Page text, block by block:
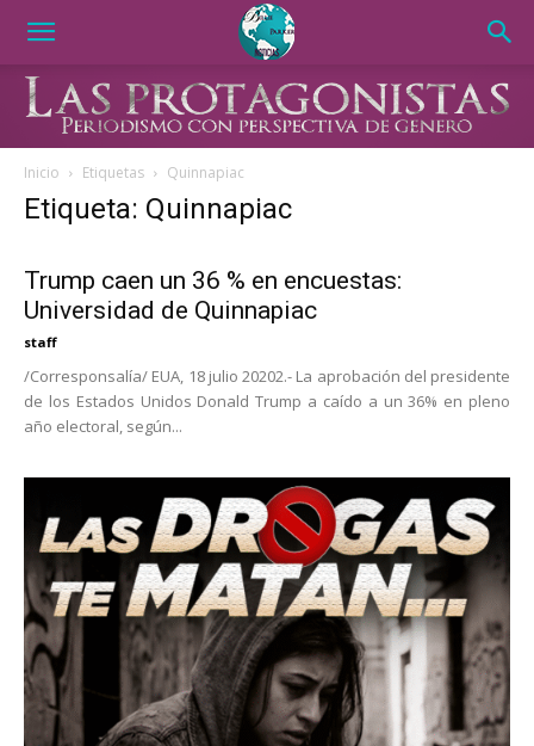
Inicio Etiquetas Quinnapiac
Etiqueta: Quinnapiac
Trump caen un 36 % en encuestas:
Universidad de Quinnapiac
staff
/Corresponsalía/ EUA, 18 julio 20202.- La aprobación del presidente
de los Estados Unidos Donald Trump a caído a un 36% en pleno
año electoral, según...